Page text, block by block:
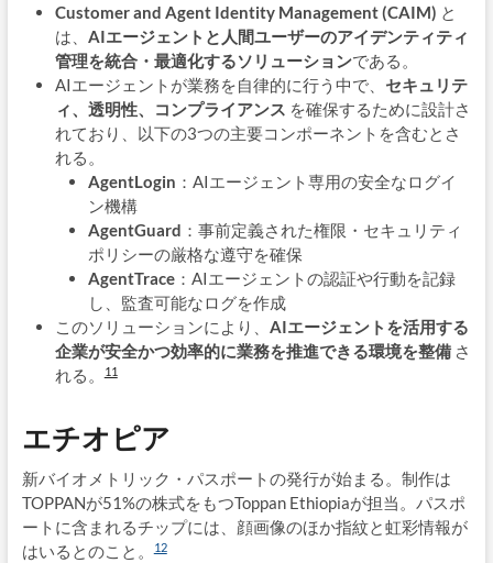
Customer and Agent Identity Management (CAIM) と
は、 AIエージェントと人間ユーザーのアイデンティティ
管理を統合・最適化するソリューションである。
AIエージェントが業務を自律的に行う中で、 セキュリテ
ィ、透明性、コンプライアンス を確保するために設計さ
れており、以下の3つの主要コンポーネントを含むとさ
れる。
AgentLogin ：AIエージェント専用の安全なログイ
ン機構
AgentGuard ：事前定義された権限・セキュリティ
ポリシーの厳格な遵守を確保
AgentTrace：AIエージェントの認証や行動を記録
し、監査可能なログを作成
このソリューションにより、 AIエージェントを活用する
企業が安全かつ効率的に業務を推進できる環境を整備さ
れる。11
エチオピア
新バイオメトリック・パスポートの発行が始まる。制作は
TOPPANが51%の株式をもつToppan Ethiopiaが担当。パスポ
ートに含まれるチップには、顔画像のほか指紋と虹彩情報が
はいるとのこと。12